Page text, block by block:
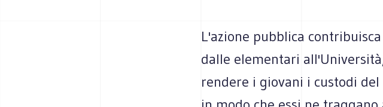
L'azione pubblica
dalle elementari
rendere i giovani i custodi